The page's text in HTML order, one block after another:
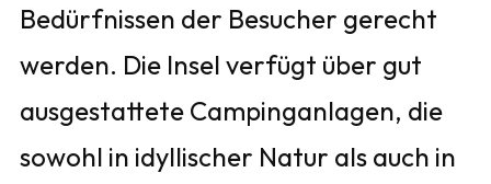
Bedürfnissen der Besucher gerecht
werden. Die Insel verfügt über gut
ausgestattete Campinganlagen, die
sowohl in idyllischer Natur als auch in